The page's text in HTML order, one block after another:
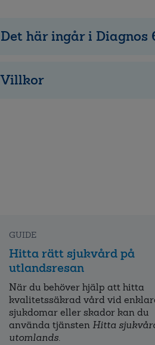
Det här ingår i Diagnos
Villkor
GUIDE
Hitta rätt sjukvård på
utlandsresan
När du behöver hjälp att hitta
kvalitets­säkrad vård vid
sjukdomar eller skador kan du
använda tjänsten Hitta
utomlands.